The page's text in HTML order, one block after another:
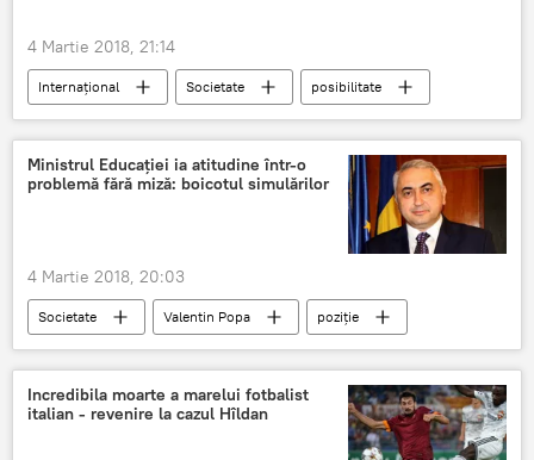
4 Martie 2018, 21:14
Internaţional Societate
posibilitate
contraargumente
argumente
Ministrul Educaţiei ia atitudine într-o
problemă fără miză: boicotul simulărilor
4 Martie 2018, 20:03
Societate Valentin Popa
poziție
boicot
România ministrul educației
Incredibila moarte a marelui fotbalist
italian - revenire la cazul Hîldan